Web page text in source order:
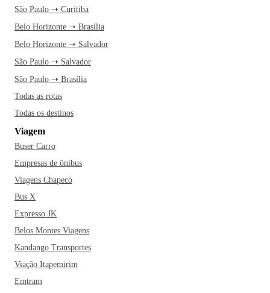
São Paulo ➝ Curitiba
Belo Horizonte ➝ Brasília
Belo Horizonte ➝ Salvador
São Paulo ➝ Salvador
São Paulo ➝ Brasília
Todas as rotas
Todas os destinos
Viagem
Buser Carro
Empresas de ônibus
Viagens Chapecó
Bus X
Expresso JK
Belos Montes Viagens
Kandango Transportes
Viação Itapemirim
Emtram